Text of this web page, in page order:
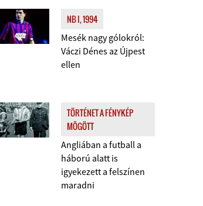
NB I, 1994
Mesék nagy gólokról:
Váczi Dénes az Újpest
ellen
TÖRTÉNET A FÉNYKÉP
MÖGÖTT
Angliában a futball a
háború alatt is
igyekezett a felszínen
maradni